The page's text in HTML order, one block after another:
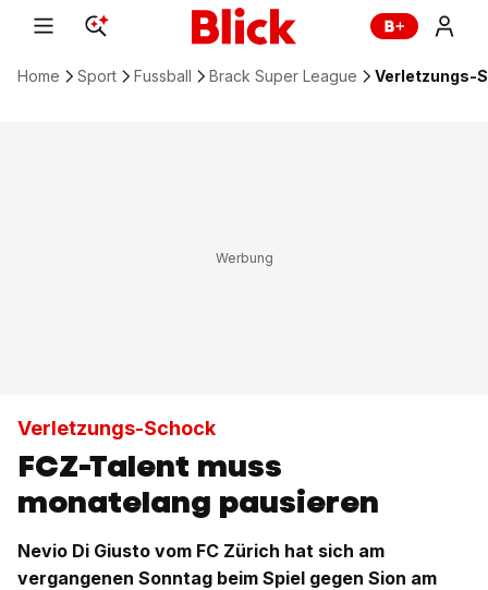
Home Sport Fussball Brack Super League Verletzungs-
Verletzungs-Schock
FCZ-Talent muss
monatelang pausieren
Nevio Di Giusto vom FC Zürich hat sich am
vergangenen Sonntag beim Spiel gegen Sion am